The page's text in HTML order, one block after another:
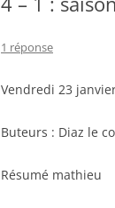
1 réponse
Vendredi 23
Buteurs : Diaz le
Résumé mathieu